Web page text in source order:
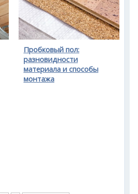
Пробковый пол:
разновидности
материала и способы
монтажа